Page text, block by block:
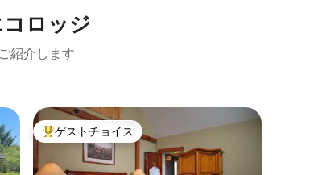
ロッジ
紹介します
大好評のゲストチョイスです。
ゲストチョイス